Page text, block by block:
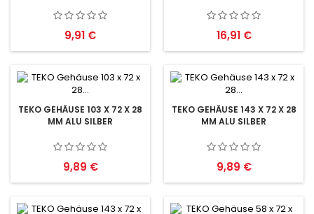
Preis
9,91 € Preis
16,91 €
TEKO GEHÄUSE 103 X 72 X 28
MM ALU SILBER
Preis
9,89 €
TEKO GEHÄUSE 143 X 72 X 28
MM ALU SILBER
Preis
9,89 €